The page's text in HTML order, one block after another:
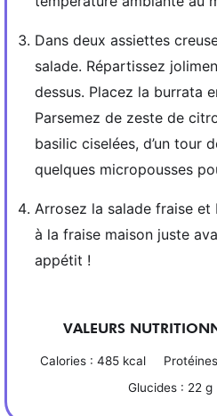
Dans deux assiettes
salade. Répartissez
dessus. Placez la burrata
Parsemez de zeste de
basilic ciselées, d’un tour
quelques micropousses
Arrosez la salade fraise
à la fraise maison juste
appétit !
VALEURS
Calories :485 kcal
Glucides : 22 g